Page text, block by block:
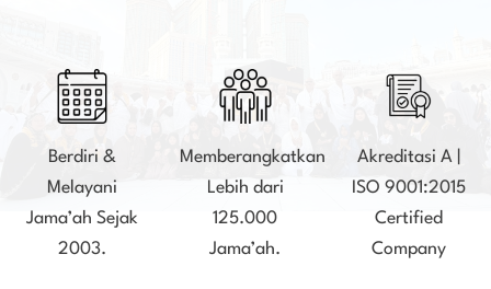
Berdiri &
Melayani
Jama’ah Sejak
2003.
Memberangkatkan
Lebih dari
125.000
Jama’ah.
Akreditasi A |
ISO 9001:2015
Certified
Company